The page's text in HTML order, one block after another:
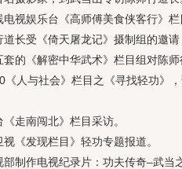
娱乐台《高师傅美食侠客行》栏
受《倚天屠龙记》摄制组的邀请
《解密中华武术》栏目组对陈师
与社会》栏目之《寻找轻功》，
南闯北》栏目采访。
发现栏目》轻功专题报道。
作电视纪录片：功夫传奇–武当之